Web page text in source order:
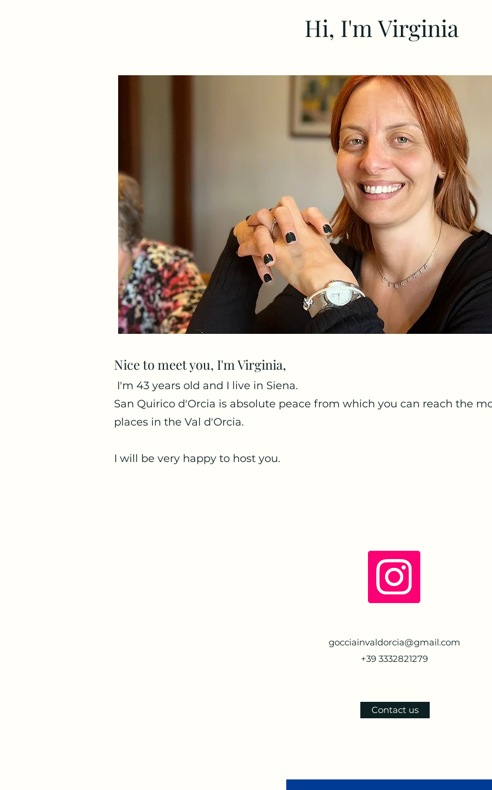
Hi, I'm Virginia
Nice to meet you, I'm Virginia,
I'm 43 years old and I live in Siena.
San Quirico d'Orcia is absolute peace from which you can reach the
places in the Val d'Orcia.
I will be very happy to host you.
gocciainvaldorcia@gmail.com
+39 3332821279
Contact us